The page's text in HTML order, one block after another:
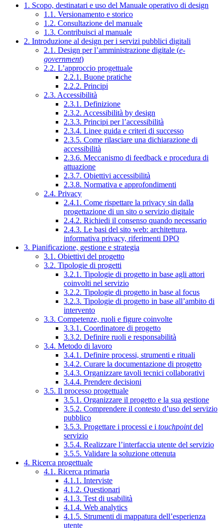
1. Scopo, destinatari e uso del Manuale operativo di design
1.1. Versionamento e storico
1.2. Consultazione del manuale
1.3. Contribuisci al manuale
2. Introduzione al design per i servizi pubblici digitali
2.1. Design per l’amministrazione digitale (e-
government)
2.2. L’approccio progettuale
2.2.1. Buone pratiche
2.2.2. Principi
2.3. Accessibilità
2.3.1. Definizione
2.3.2. Accessibilità by design
2.3.3. Principi per l’accessibilità
2.3.4. Linee guida e criteri di successo
2.3.5. Come rilasciare una dichiarazione di
accessibilità
2.3.6. Meccanismo di feedback e procedura di
attuazione
2.3.7. Obiettivi accessibilità
2.3.8. Normativa e approfondimenti
2.4. Privacy
2.4.1. Come rispettare la privacy sin dalla
progettazione di un sito o servizio digitale
2.4.2. Richiedi il consenso quando necessario
2.4.3. Le basi del sito web: architettura,
informativa privacy, riferimenti DPO
3. Pianificazione, gestione e strategia
3.1. Obiettivi del progetto
3.2. Tipologie di progetti
3.2.1. Tipologie di progetto in base agli attori
coinvolti nel servizio
3.2.2. Tipologie di progetto in base al focus
3.2.3. Tipologie di progetto in base all’ambito di
intervento
3.3. Competenze, ruoli e figure coinvolte
3.3.1. Coordinatore di progetto
3.3.2. Definire ruoli e responsabilità
3.4. Metodo di lavoro
3.4.1. Definire processi, strumenti e rituali
3.4.2. Curare la documentazione di progetto
3.4.3. Organizzare tavoli tecnici collaborativi
3.4.4. Prendere decisioni
3.5. Il processo progettuale
3.5.1. Organizzare il progetto e la sua gestione
3.5.2. Comprendere il contesto d’uso del servizio
pubblico
3.5.3. Progettare i processi e i touchpointdel
servizio
3.5.4. Realizzare l’interfaccia utente del servizio
3.5.5. Validare la soluzione ottenuta
4. Ricerca progettuale
4.1. Ricerca primaria
4.1.1. Interviste
4.1.2. Questionari
4.1.3. Test di usabilità
4.1.4. Web analytics
4.1.5. Strumenti di mappatura dell’esperienza
utente